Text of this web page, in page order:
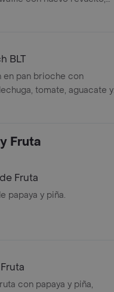
y tocineta crocante.
BLT
en pan brioche con
tomate, aguacate y
Fruta
Fruta
papaya y piña.
con papaya y piña,